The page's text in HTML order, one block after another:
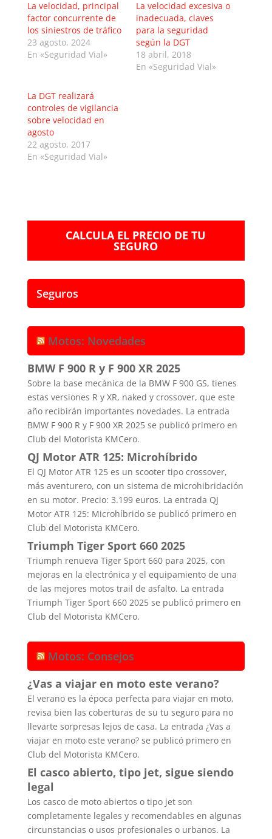
La velocidad, principal
factor concurrente de
los siniestros de tráfico
23 agosto, 2024
En «Seguridad Vial»
La velocidad excesiva o
inadecuada, claves
para la seguridad
según la DGT
18 abril, 2018
En «Seguridad Vial»
La DGT realizará
controles de vigilancia
sobre velocidad en
agosto
22 agosto, 2017
En «Seguridad Vial»
CALCULA EL PRECIO DE TU
SEGURO
Seguros
Motos: Novedades
BMW F 900 R y F 900 XR 2025
Sobre la base mecánica de la BMW F 900 GS, tienes
estas versiones R y XR, naked y crossover, que este
año recibirán importantes novedades. La entrada
BMW F 900 R y F 900 XR 2025 se publicó primero en
Club del Motorista KMCero.
QJ Motor ATR 125: Microhíbrido
El QJ Motor ATR 125 es un scooter tipo crossover,
más aventurero, con un sistema de microhibridación
en su motor. Precio: 3.199 euros. La entrada QJ
Motor ATR 125: Microhíbrido se publicó primero en
Club del Motorista KMCero.
Triumph Tiger Sport 660 2025
Triumph renueva Tiger Sport 660 para 2025, con
mejoras en la electrónica y el equipamiento de una
de las mejores motos trail de asfalto. La entrada
Triumph Tiger Sport 660 2025 se publicó primero en
Club del Motorista KMCero.
Motos: Consejos
¿Vas a viajar en moto este verano?
El verano es la época perfecta para viajar en moto,
revisa bien las coberturas de su tu seguro para no
llevarte sorpresas lejos de casa. La entrada ¿Vas a
viajar en moto este verano? se publicó primero en
Club del Motorista KMCero.
El casco abierto, tipo jet, sigue siendo
legal
Los casco de moto abiertos o tipo jet son
completamente legales y recomendables en algunas
circunstancias o usos profesionales o urbanos. La